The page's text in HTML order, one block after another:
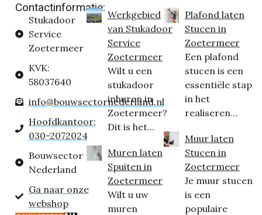
Contactinformatie:
Stukadoor
Service
Zoetermeer
KVK:
58037640
info@bouwsectornederland.nl
Hoofdkantoor:
030-2072024
Bouwsector
Nederland
Ga naar onze
webshop
Werkgebied
van Stukadoor
Service
Zoetermeer
Wilt u een
stukadoor
inhuren in
Zoetermeer?
Dit is het...
Muren laten
Spuiten in
Zoetermeer
Wilt u uw
muren
Plafond laten
Stucen in
Zoetermeer
Een plafond
stucen is een
essentiële stap
in het
realiseren...
Muur laten
Stucen in
Zoetermeer
Je muur stucen
is een
populaire